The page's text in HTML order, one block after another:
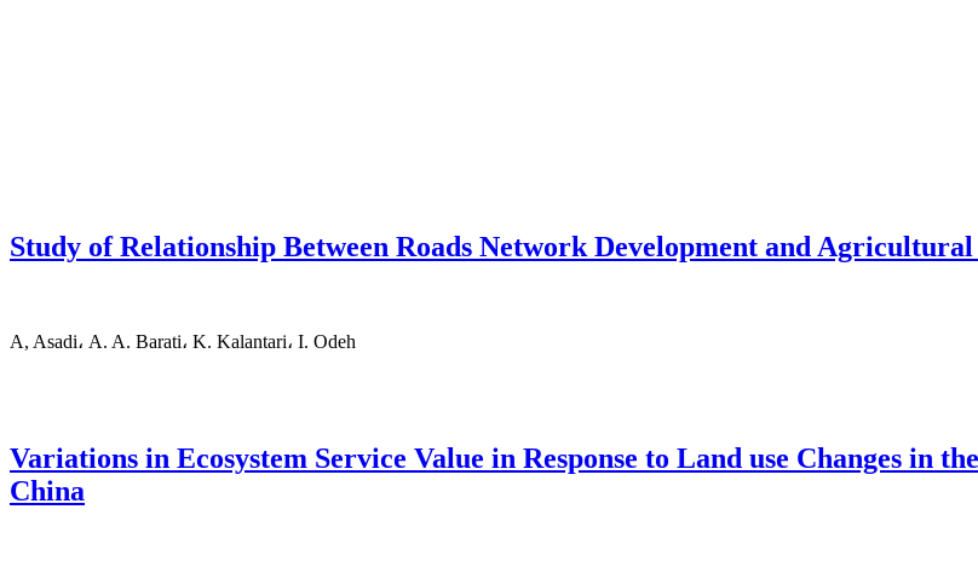
Study of Relationship Between Roads Network Development and
A, Asadi، A. A. Barati، K. Kalantari، I. Odeh
Variations in Ecosystem Service Value in Response to Land use Changes in
China